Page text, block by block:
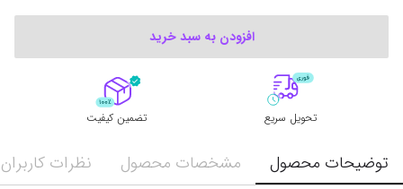
افزودن به سبد خرید
تحویل سریع تضمین کیفیت
توضیحات محصول مشخصات محصول نظرات کاربران